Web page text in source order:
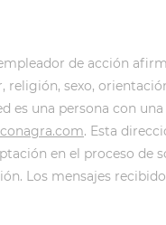
de acción
religión, sexo,
es una persona con
. Esta
en el proceso de
Los mensajes